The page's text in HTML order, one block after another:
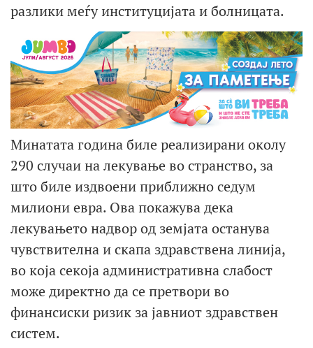
разлики меѓу институцијата и болницата.
Минатата година биле реализирани околу
290 случаи на лекување во странство, за
што биле издвоени приближно седум
милиони евра. Ова покажува дека
лекувањето надвор од земјата останува
чувствителна и скапа здравствена линија,
во која секоја административна слабост
може директно да се претвори во
финансиски ризик за јавниот здравствен
систем.